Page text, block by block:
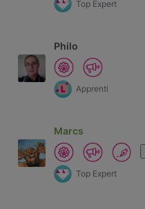
Top Expert
Philo
Apprenti
Marcs
Top Expert